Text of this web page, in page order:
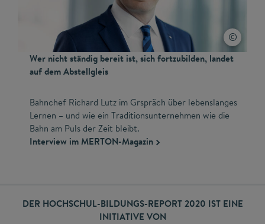
Wer nicht ständig bereit ist, sich fortzubilden, landet
auf dem Abstellgleis
Bahnchef Richard Lutz im Grspräch über lebenslanges
Lernen – und wie ein Traditionsunternehmen wie die
Bahn am Puls der Zeit bleibt.
​Interview im MERTON-Magazin
DER HOCHSCHUL-BILDUNGS-REPORT 2020 IST EINE
INITIATIVE VON